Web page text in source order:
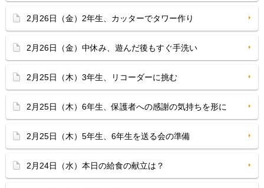
2月26日（金）2年生、カッターでタワー作り
2月26日（金）中休み、遊んだ後もすぐ手洗い
2月25日（木）3年生、リコーダーに挑む
2月25日（木）6年生、保護者への感謝の気持ちを形に
2月25日（木）5年生、6年生を送る会の準備
2月24日（水）本日の給食の献立は？